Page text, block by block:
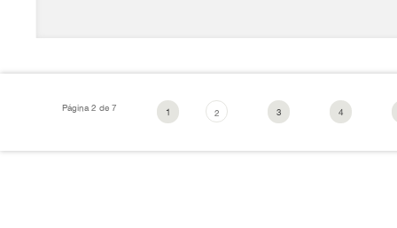
Página 2 de 7 1 2 3 4